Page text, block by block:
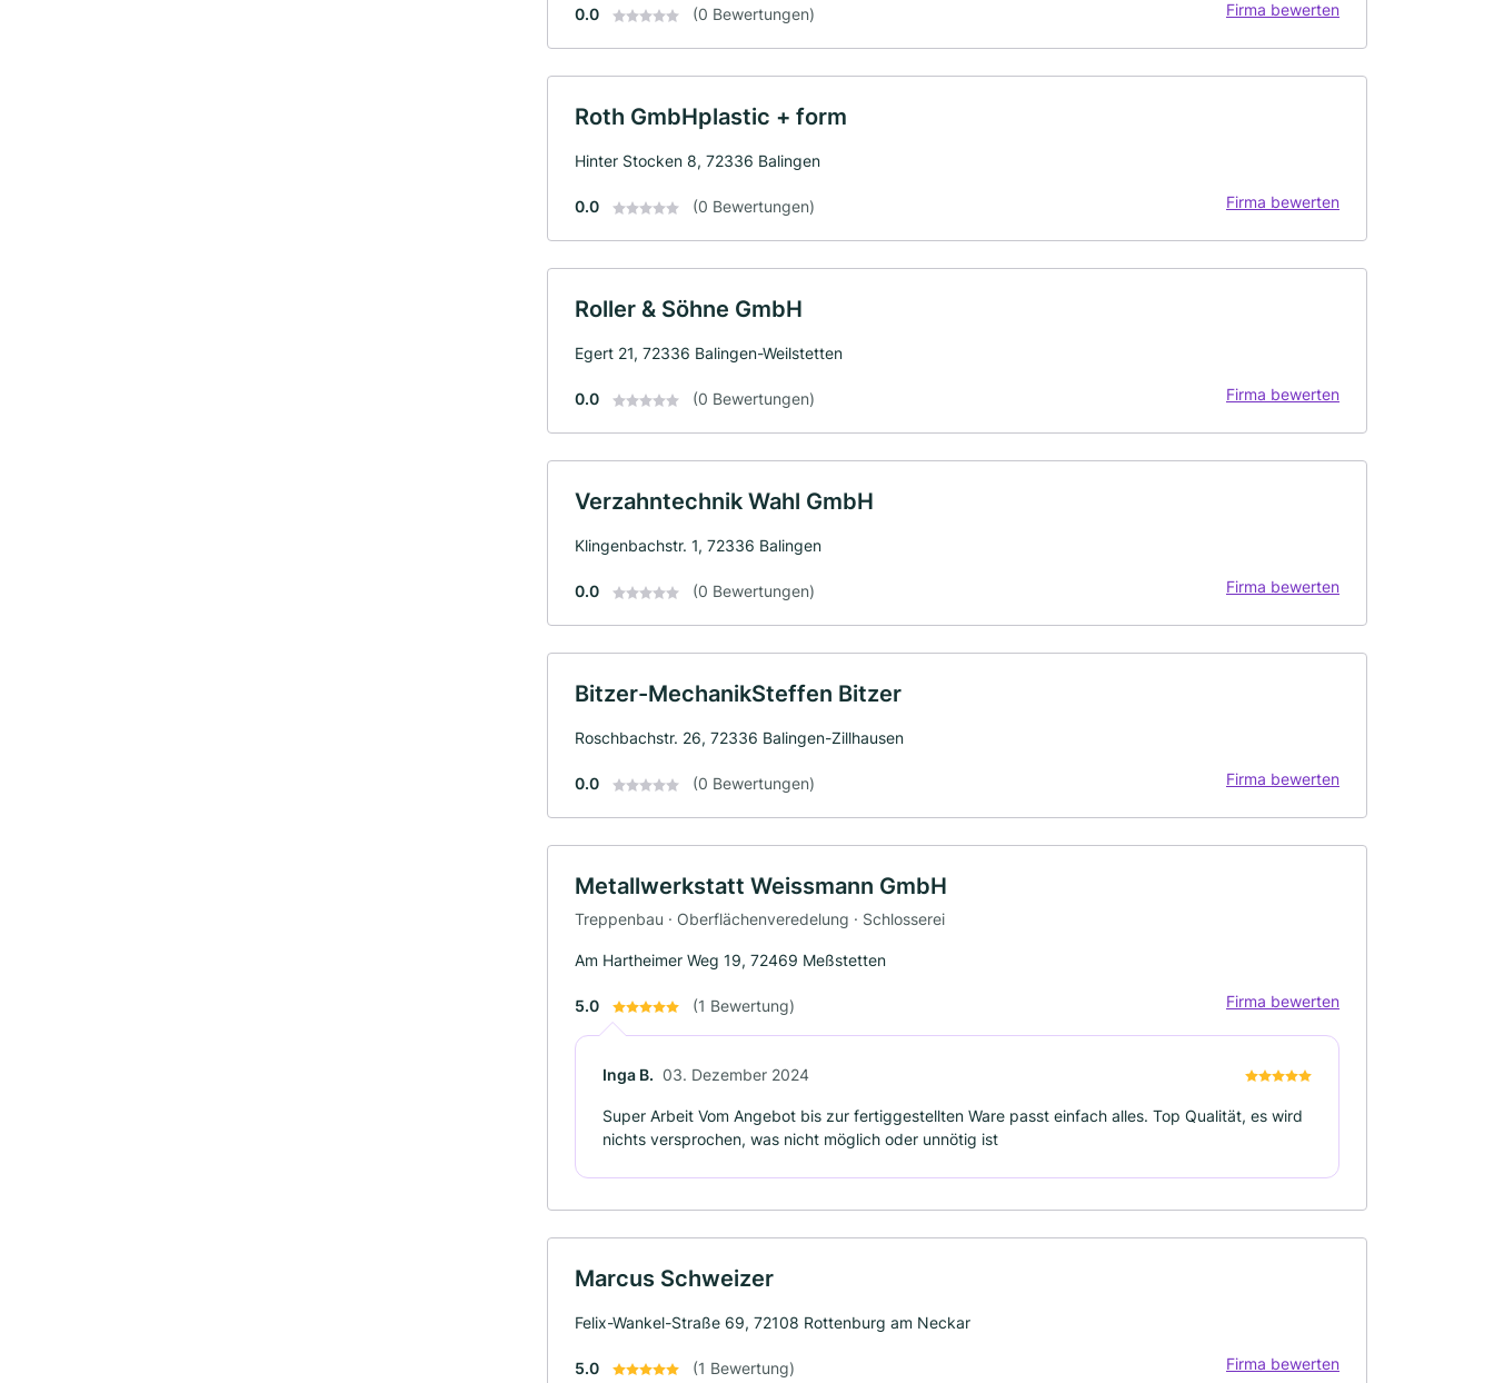
0.0 (0 Bewertungen) Firma bewerten
Roth GmbHplastic + form
Hinter Stocken 8, 72336 Balingen
0.0 (0 Bewertungen) Firma bewerten
Roller & Söhne GmbH
Egert 21, 72336 Balingen-Weilstetten
0.0 (0 Bewertungen) Firma bewerten
Verzahntechnik Wahl GmbH
Klingenbachstr. 1, 72336 Balingen
0.0 (0 Bewertungen) Firma bewerten
Bitzer-MechanikSteffen Bitzer
Roschbachstr. 26, 72336 Balingen-Zillhausen
0.0 (0 Bewertungen) Firma bewerten
Metallwerkstatt Weissmann GmbH
Treppenbau · Oberflächenveredelung · Schlosserei
Am Hartheimer Weg 19, 72469 Meßstetten
5.0 (1 Bewertung) Firma bewerten
Inga B. 03. Dezember 2024
Super Arbeit Vom Angebot bis zur fertiggestellten Ware passt einfach alles. Top Qualität, es wird
nichts versprochen, was nicht möglich oder unnötig ist
Marcus Schweizer
Felix-Wankel-Straße 69, 72108 Rottenburg am Neckar
5.0 (1 Bewertung) Firma bewerten